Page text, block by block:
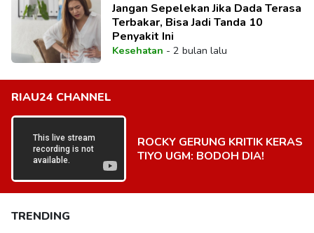
Jangan Sepelekan Jika Dada Terasa
Terbakar, Bisa Jadi Tanda 10
Penyakit Ini
Kesehatan - 2 bulan lalu
RIAU24 CHANNEL
ROCKY GERUNG KRITIK KERAS
TIYO UGM: BODOH DIA!
TRENDING